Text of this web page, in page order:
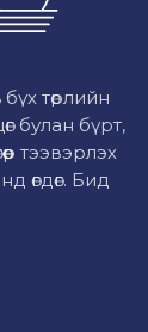
төрлийн
булан бүрт,
тээвэрлэх
өгдөг. Бид